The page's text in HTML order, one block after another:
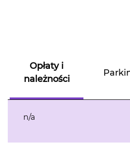
Opłaty i
należności
n/a